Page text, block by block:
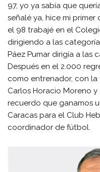
97, yo ya sabía que
señalé ya, hice mi primer
el 98 trabajé en el
dirigiendo a las
Páez Pumar dirigía a las
Después en el 2.000
como entrenador, con
Carlos Horacio Moreno
recuerdo que ganamos
Caracas para el Club
coordinador de fútbol.